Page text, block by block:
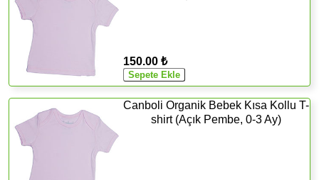
150.00 ₺
Canboli Organik Bebek Kısa Kollu T-
shirt (Açık Pembe, 0-3 Ay)